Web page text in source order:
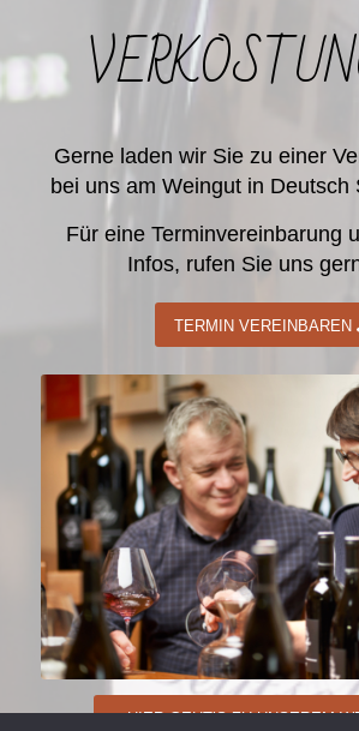
Gerne laden wir Sie zu einer
bei uns am Weingut in Deutsch
Für eine Terminvereinbarung
Infos, rufen Sie uns
TERMIN VEREINBAREN
HIER GEHT’S ZU UNSEREM